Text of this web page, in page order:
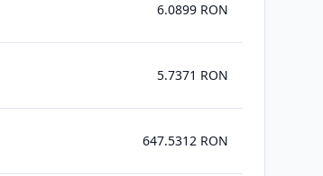
6.0899 RON
5.7371 RON
647.5312 RON